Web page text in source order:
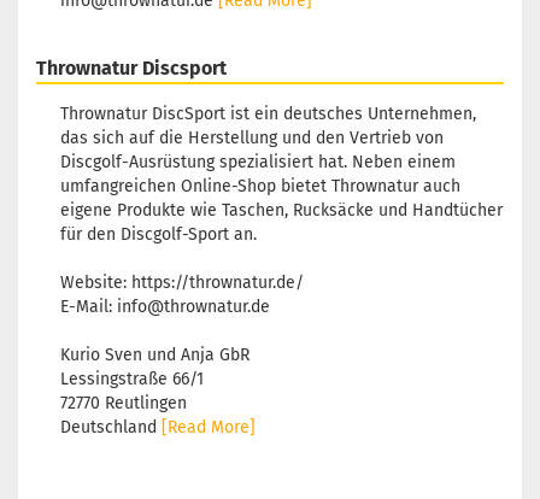
Thrownatur Discsport
Thrownatur DiscSport ist ein deutsches Unternehmen,
das sich auf die Herstellung und den Vertrieb von
Discgolf-Ausrüstung spezialisiert hat. Neben einem
umfangreichen Online-Shop bietet Thrownatur auch
eigene Produkte wie Taschen, Rucksäcke und Handtücher
für den Discgolf-Sport an.
Website: https://thrownatur.de/
E-Mail: info@thrownatur.de
Kurio Sven und Anja GbR
Lessingstraße 66/1
72770 Reutlingen
Deutschland [Read More]